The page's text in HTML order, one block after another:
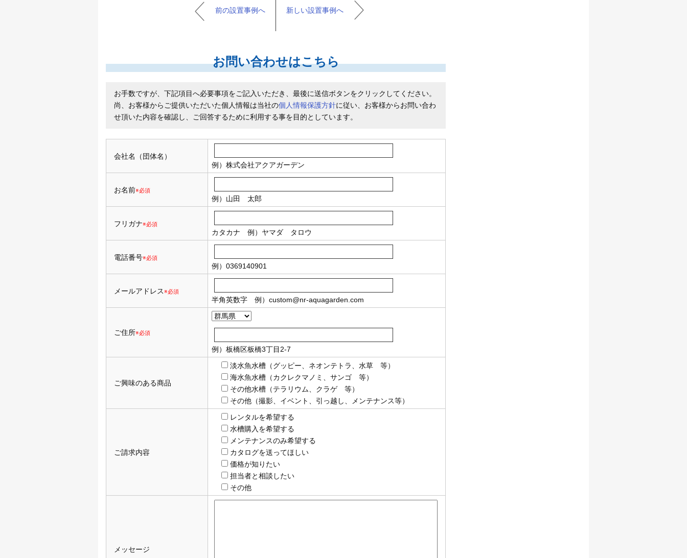
前の設置事例へ 新しい設置事例へ
お問い合わせはこちら
お手数ですが、下記項目へ必要事項をご記入いただき、最後に送信ボタンをクリックしてください。
尚、お客様からご提供いただいた個人情報は当社の個人情報保護方針に従い、お客様からお問い合わ
せ頂いた内容を確認し、ご回答するために利用する事を目的としています。
会社名（団体名）
例）株式会社アクアガーデン
お名前※必須
例）山田 太郎
フリガナ※必須
カタカナ 例）ヤマダ タロウ
電話番号※必須
例）0369140901
メールアドレス※必須
半角英数字 例） custom@nr-aquagarden.com
ご住所※必須
例）板橋区板橋3丁目2-7
ご興味のある商品
淡水魚水槽（グッピー、ネオンテトラ、水草 等）
海水魚水槽（カクレクマノミ、サンゴ 等）
その他水槽（テラリウム、クラゲ 等）
その他（撮影、イベント、引っ越し、メンテナンス等）
ご請求内容
レンタルを希望する
水槽購入を希望する
メンテナンスのみ希望する
カタログを送ってほしい
価格が知りたい
担当者と相談したい
その他
メッセージ